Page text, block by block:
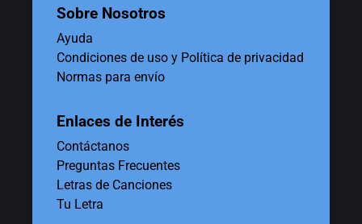
Sobre Nosotros
Ayuda
Condiciones de uso y Política de privacidad
Normas para envío
Enlaces de Interés
Contáctanos
Preguntas Frecuentes
Letras de Canciones
Tu Letra